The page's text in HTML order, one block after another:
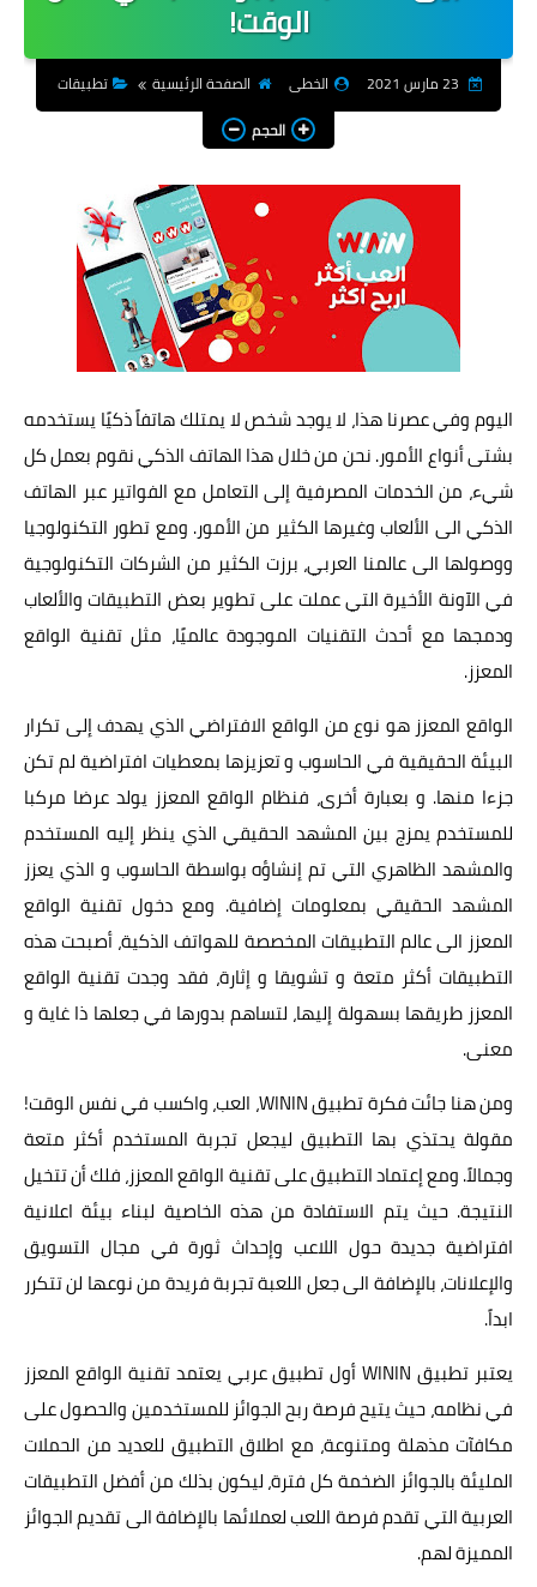
هواتف
تطبيقات
اجتماعية
العاب
انترنت
انظمة تشغيل
شركات
منوعات
المزيد
ابتكارات
حواسيب
الوقت!
الخطى الصفحة الرئيسية
تطبيقات
الحجم
اليوم وفي عصرنا هذا، لا يوجد شخص لا يمتلك هاتفاً ذكيًا يستخدمه
بشتى أنواع الأمور. نحن من خلال هذا الهاتف الذكي نقوم بعمل كل
شيء، من الخدمات المصرفية إلى التعامل مع الفواتير عبر الهاتف
الذكي الى الألعاب وغيرها الكثير من الأمور. ومع تطور التكنولوجيا
ووصولها الى عالمنا العربي، برزت الكثير من الشركات التكنولوجية
في الآونة الأخيرة التي عملت على تطوير بعض التطبيقات والألعاب
ودمجها مع أحدث التقنيات الموجودة عالميًا، مثل تقنية الواقع
المعزز.
الواقع المعزز هو نوع من الواقع الافتراضي الذي يهدف إلى تكرار
البيئة الحقيقية في الحاسوب و تعزيزها بمعطيات افتراضية لم تكن
جزءا منها. و بعبارة أخرى، فنظام الواقع المعزز يولد عرضا مركبا
للمستخدم يمزج بين المشهد الحقيقي الذي ينظر إليه المستخدم
والمشهد الظاهري التي تم إنشاؤه بواسطة الحاسوب و الذي يعزز
المشهد الحقيقي بمعلومات إضافية. ومع دخول تقنية الواقع
المعزز الى عالم التطبيقات المخصصة للهواتف الذكية، أصبحت هذه
التطبيقات أكثر متعة و تشويقا و إثارة، فقد وجدت تقنية الواقع
المعزز طريقها بسهولة إليها، لتساهم بدورها في جعلها ذا غاية و
معنى.
ومن هنا جائت فكرة تطبيق WININ، العب، واكسب في نفس الوقت!
مقولة يحتذي بها التطبيق ليجعل تجربة المستخدم أكثر متعة
وجمالاً. ومع إعتماد التطبيق على تقنية الواقع المعزز، فلك أن تتخيل
النتيجة. حيث يتم الاستفادة من هذه الخاصية لبناء بيئة اعلانية
افتراضية جديدة حول اللاعب وإحداث ثورة في مجال التسويق
والإعلانات، بالإضافة الى جعل اللعبة تجربة فريدة من نوعها لن تتكرر
ابداً.
يعتبر تطبيق WININ أول تطبيق عربي يعتمد تقنية الواقع المعزز
في نظامه، حيث يتيح فرصة ربح الجوائز للمستخدمين والحصول على
مكافآت مذهلة ومتنوعة، مع اطلاق التطبيق للعديد من الحملات
المليئة بالجوائز الضخمة كل فترة، ليكون بذلك من أفضل التطبيقات
العربية التي تقدم فرصة اللعب لعملائها بالإضافة الى تقديم الجوائز
المميزة لهم.